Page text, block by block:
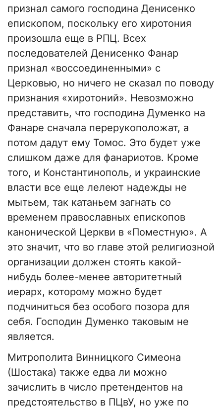
признал самого господина Денисенко
епископом, поскольку его хиротония
произошла еще в РПЦ. Всех
последователей Денисенко Фанар
признал «воссоединенными» с
Церковью, но ничего не сказал по поводу
признания «хиротоний». Невозможно
представить, что господина Думенко на
Фанаре сначала перерукоположат, а
потом дадут ему Томос. Это будет уже
слишком даже для фанариотов. Кроме
того, и Константинополь, и украинские
власти все еще лелеют надежды не
мытьем, так катаньем загнать со
временем православных епископов
канонической Церкви в «Поместную». А
это значит, что во главе этой религиозной
организации должен стоять какой-
нибудь более-менее авторитетный
иерарх, которому можно будет
подчиниться без особого позора для
себя. Господин Думенко таковым не
является.
Митрополита Винницкого Симеона
(Шостака) также едва ли можно
зачислить в число претендентов на
предстоятельство в ПЦвУ, но уже по